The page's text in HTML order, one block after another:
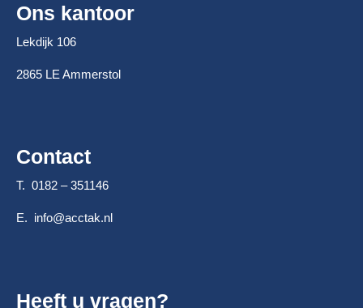
Ons kantoor
Lekdijk 106
2865 LE Ammerstol
Contact
T. 0182 – 351146
E. info@acctak.nl
Heeft u vragen?